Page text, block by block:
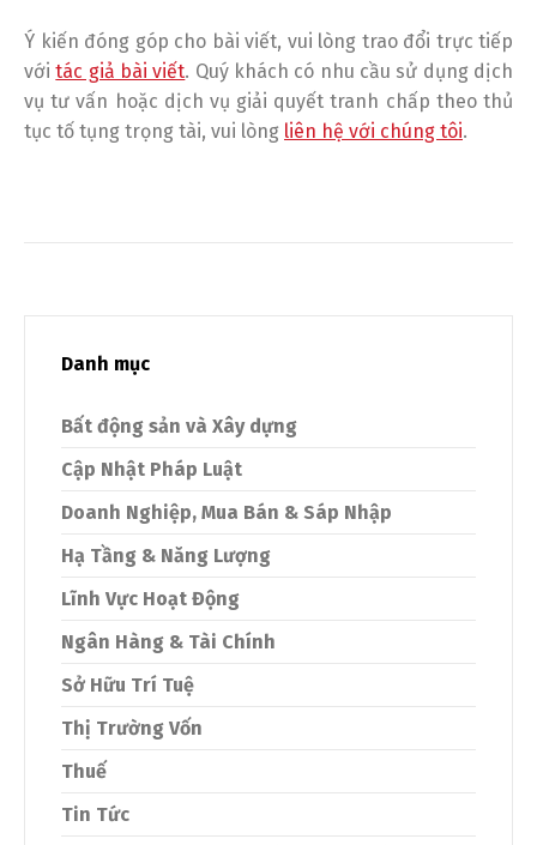
Ý kiến đóng góp cho bài viết, vui lòng trao đổi trực tiếp
vớitác giả bài viết. Quý khách có nhu cầu sử dụng dịch
vụ tư vấn hoặc dịch vụ giải quyết tranh chấp theo thủ
tục tố tụng trọng tài, vui lòng liên hệ với chúng tôi.
Danh mục
Bất động sản và Xây dựng
Cập Nhật Pháp Luật
Doanh Nghiệp, Mua Bán & Sáp Nhập
Hạ Tầng & Năng Lượng
Lĩnh Vực Hoạt Động
Ngân Hàng & Tài Chính
Sở Hữu Trí Tuệ
Thị Trường Vốn
Thuế
Tin Tức